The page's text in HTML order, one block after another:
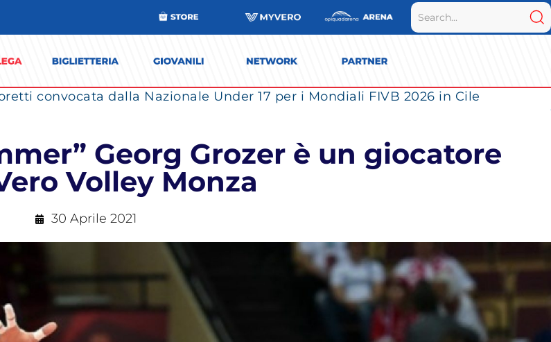
convocata dalla Nazionale Under 17 per i Mondiali FIVB 2026 in Cile
Georg Grozer è un giocatore
Volley Monza
30 Aprile 2021